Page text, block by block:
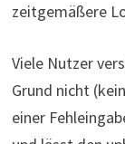
zeitgemäßere
Viele Nutzer
Grund nicht
einer